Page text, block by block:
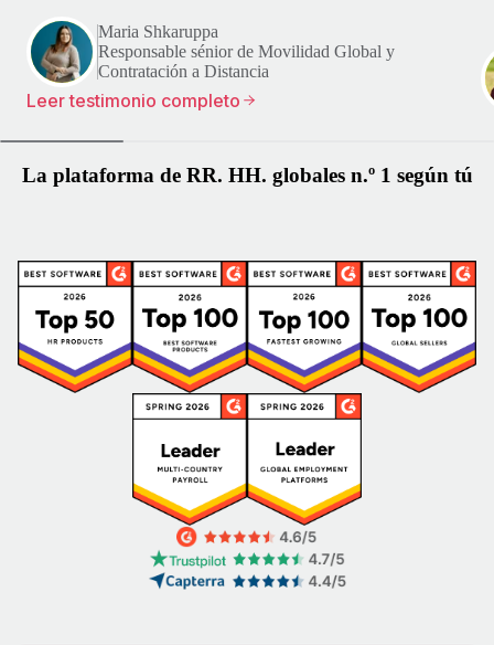
Maria Shkaruppa
Responsable sénior de Movilidad Global y
Contratación a Distancia
Leer testimonio completo
La plataforma de RR. HH. globales n.º 1 según tú